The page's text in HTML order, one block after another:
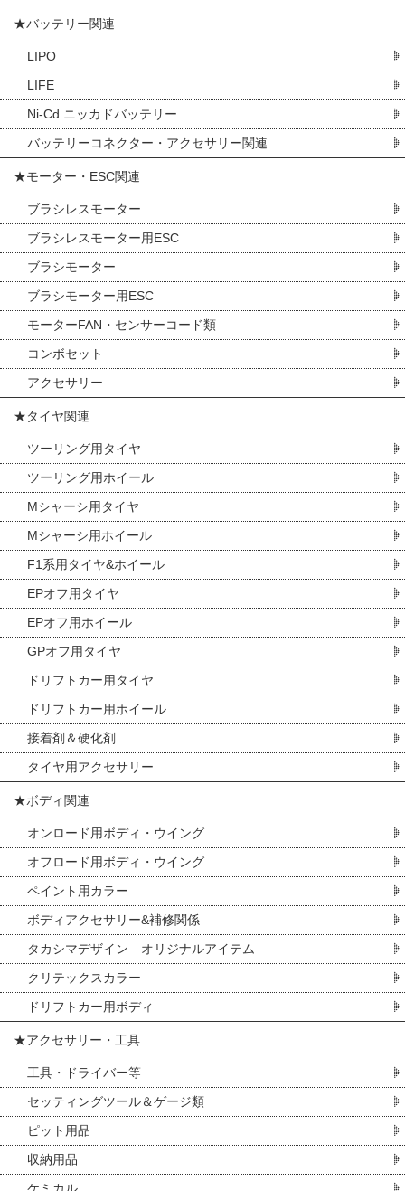
★バッテリー関連
LIPO
LIFE
Ni-Cd ニッカドバッテリー
バッテリーコネクター・アクセサリー関連
★モーター・ESC関連
ブラシレスモーター
ブラシレスモーター用ESC
ブラシモーター
ブラシモーター用ESC
モーターFAN・センサーコード類
コンボセット
アクセサリー
★タイヤ関連
ツーリング用タイヤ
ツーリング用ホイール
Mシャーシ用タイヤ
Mシャーシ用ホイール
F1系用タイヤ&ホイール
EPオフ用タイヤ
EPオフ用ホイール
GPオフ用タイヤ
ドリフトカー用タイヤ
ドリフトカー用ホイール
接着剤＆硬化剤
タイヤ用アクセサリー
★ボディ関連
オンロード用ボディ・ウイング
オフロード用ボディ・ウイング
ペイント用カラー
ボディアクセサリー&補修関係
タカシマデザイン オリジナルアイテム
クリテックスカラー
ドリフトカー用ボディ
★アクセサリー・工具
工具・ドライバー等
セッティングツール＆ゲージ類
ピット用品
収納用品
ケミカル